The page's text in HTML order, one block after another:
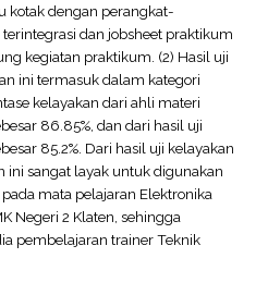
kotak dengan perangkat-
dan jobsheet praktikum
kegiatan praktikum. (2) Hasil uji
ini termasuk dalam kategori
kelayakan dari ahli materi
86.85%, dan dari hasil uji
85.2%. Dari hasil uji kelayakan
ini sangat layak untuk digunakan
mata pelajaran Elektronika
Negeri 2 Klaten, sehingga
pembelajaran trainer Teknik